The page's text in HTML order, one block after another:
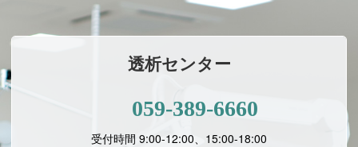
透析センター
059-389-6660
受付時間 9:00-12:00、15:00-18:00